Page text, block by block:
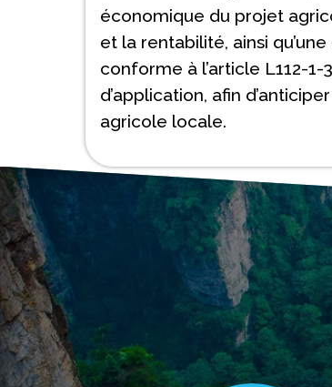
économique du projet
et la rentabilité, ainsi
conforme à l’article L112-
d’application, afin
agricole locale.